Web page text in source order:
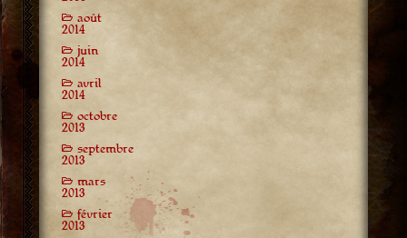
août
2014
juin
2014
avril
2014
octobre
2013
septembre
2013
mars
2013
février
2013